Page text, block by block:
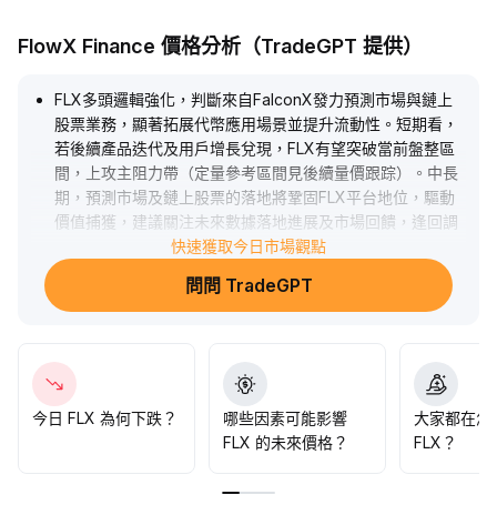
FlowX Finance 價格分析（TradeGPT 提供）
FLX多頭邏輯強化，判斷來自FalconX發力預測市場與鏈上
股票業務，顯著拓展代幣應用場景並提升流動性。短期看，
若後續產品迭代及用戶增長兌現，FLX有望突破當前盤整區
間，上攻主阻力帶（定量參考區間見後續量價跟踪）。中長
期，預測市場及鏈上股票的落地將鞏固FLX平台地位，驅動
價值捕獲，建議關注未來數據落地進展及市場回饋，逢回調
快速獲取今日市場觀點
問問 TradeGPT
今日 FLX 為何下跌？
哪些因素可能影響
FLX 的未來價格？
大家都在怎
FLX？